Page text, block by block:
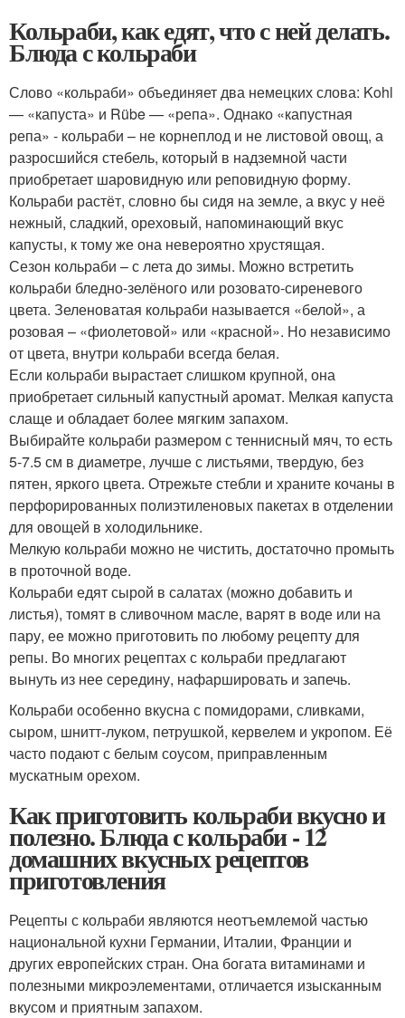
Кольраби, как едят, что с ней делать.
Блюда с кольраби
Слово «кольраби» объединяет два немецких слова: Kohl
— «капуста» и Rübe — «репа». Однако «капустная
репа» - кольраби – не корнеплод и не листовой овощ, а
разросшийся стебель, который в надземной части
приобретает шаровидную или реповидную форму.
Кольраби растёт, словно бы сидя на земле, а вкус у неё
нежный, сладкий, ореховый, напоминающий вкус
капусты, к тому же она невероятно хрустящая.
Сезон кольраби – с лета до зимы. Можно встретить
кольраби бледно-зелёного или розовато-сиреневого
цвета. Зеленоватая кольраби называется «белой», а
розовая – «фиолетовой» или «красной». Но независимо
от цвета, внутри кольраби всегда белая.
Если кольраби вырастает слишком крупной, она
приобретает сильный капустный аромат. Мелкая капуста
слаще и обладает более мягким запахом.
Выбирайте кольраби размером с теннисный мяч, то есть
5-7.5 см в диаметре, лучше с листьями, твердую, без
пятен, яркого цвета. Отрежьте стебли и храните кочаны в
перфорированных полиэтиленовых пакетах в отделении
для овощей в холодильнике.
Мелкую кольраби можно не чистить, достаточно промыть
в проточной воде.
Кольраби едят сырой в салатах (можно добавить и
листья), томят в сливочном масле, варят в воде или на
пару, ее можно приготовить по любому рецепту для
репы. Во многих рецептах с кольраби предлагают
вынуть из нее середину, нафаршировать и запечь.
Кольраби особенно вкусна с помидорами, сливками,
сыром, шнитт-луком, петрушкой, кервелем и укропом. Её
часто подают с белым соусом, приправленным
мускатным орехом.
Как приготовить кольраби вкусно и
полезно. Блюда с кольраби - 12
домашних вкусных рецептов
приготовления
Рецепты с кольраби являются неотъемлемой частью
национальной кухни Германии, Италии, Франции и
других европейских стран. Она богата витаминами и
полезными микроэлементами, отличается изысканным
вкусом и приятным запахом.